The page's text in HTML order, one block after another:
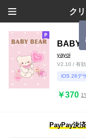
ク
BABY
yayoi
V2.10 / 有効
iOS 26デ
￥370
PayPay決